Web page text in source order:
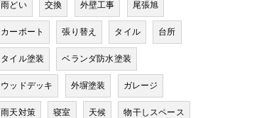
雨どい 交換 外壁工事 尾張旭
カーポート 張り替え タイル 台所
タイル塗装 ベランダ防水塗装
ウッドデッキ 外塀塗装 ガレージ
雨天対策 寝室 天候 物干しスペース